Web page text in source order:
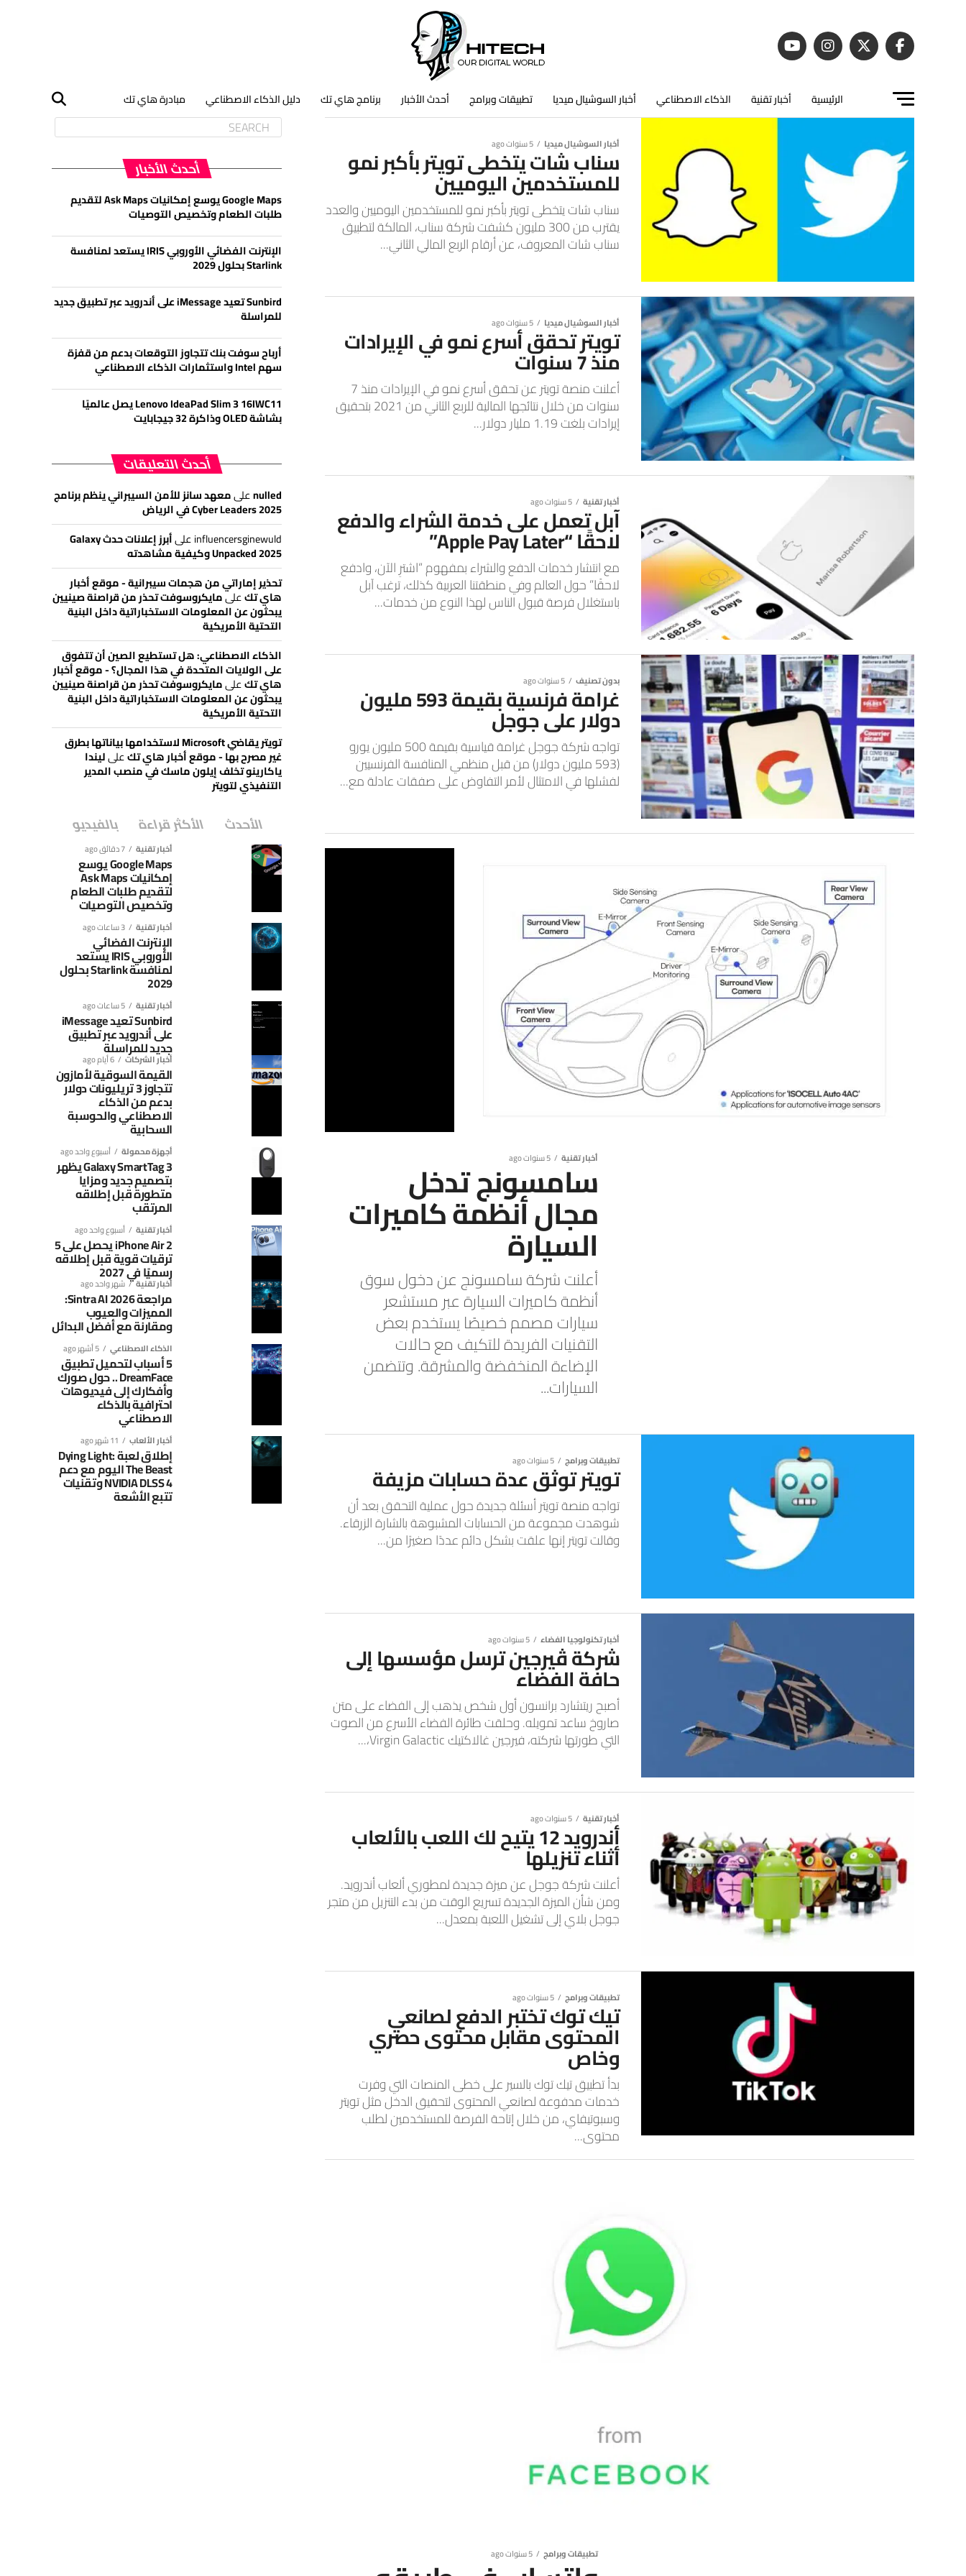
الرئيسية أخبار تقنية الذكاء الاصطناعي أخبار السوشيال ميديا تطبيقات وبرامج أحدث الأخبار برنامج هاي تك دليل الذكاء الاصطناعي مبادرة هاي تك
أخبار السوشيال ميديا 5 سنوات ago
سناب شات يتخطى تويتر بأكبر نمو
للمستخدمين اليوميين
سناب شات يتخطى تويتر بأكبر نمو للمستخدمين اليوميين والعدد
يقترب من 300 مليون كشفت شركة سناب، المالكة لتطبيق
سناب شات المعروف، عن أرقام الربع المالي الثاني...
أخبار السوشيال ميديا 5 سنوات ago
تويتر تحقق أسرع نمو في الإيرادات
منذ 7 سنوات
أعلنت منصة تويتر عن تحقق أسرع نمو في الإيرادات منذ 7
سنوات من خلال نتائجها المالية للربع الثاني من 2021 بتحقيق
إيرادات بلغت 1.19 مليار دولار...
أخبار تقنية 5 سنوات ago
آبل تعمل على خدمة الشراء والدفع
لاحقًا “Apple Pay Later”
مع انتشار خدمات الدفع والشراء بمفهوم “اشترِ الآن، وادفع
لاحقًا” حول العالم وفي منطقتنا العربية كذلك، ترغب آبل
باستغلال فرصة قبول الناس لهذا النوع من خدمات...
بدون تصنيف 5 سنوات ago
غرامة فرنسية بقيمة 593 مليون
دولار على جوجل
تواجه شركة جوجل غرامة قياسية بقيمة 500 مليون يورو
(593 مليون دولار) من قبل منظمي المنافسة الفرنسيين
لفشلها في الامتثال لأمر التفاوض على صفقات عادلة مع...
أخبار تقنية 5 سنوات ago
سامسونج تدخل
مجال أنظمة كاميرات
السيارة
أعلنت شركة سامسونج عن دخول سوق
أنظمة كاميرات السيارة عبر مستشعر
سيارات مصمم خصيصًا يستخدم بعض
التقنيات الفريدة للتكيف مع حالات
الإضاءة المنخفضة والمشرقة. وتتضمن
السيارات...
تطبيقات وبرامج 5 سنوات ago
تويتر توثق عدة حسابات مزيفة
تواجه منصة تويتر أسئلة جديدة حول عملية التحقق بعد أن
شوهدت مجموعة من الحسابات المشبوهة بالشارة الزرقاء.
وقالت تويتر إنها علقت بشكل دائم عددًا صغيرًا من...
أخبار تكنولوجيا الفضاء 5 سنوات ago
شركة ڤيرجين ترسل مؤسسها إلى
حافة الفضاء
أصبح ريتشارد برانسون أول شخص يذهب إلى الفضاء على متن
صاروخ ساعد تمويله. وحلقت طائرة الفضاء الأسرع من الصوت
التي طورتها شركته، فيرجين غالاكتيك Virgin Galactic،...
أخبار تقنية 5 سنوات ago
أندرويد 12 يتيح لك اللعب بالألعاب
أثناء تنزيلها
أعلنت شركة جوجل عن ميزة جديدة لمطوري ألعاب أندرويد.
ومن شأن الميزة الجديدة تسريع الوقت من بدء التنزيل من متجر
جوجل بلاي إلى تشغيل اللعبة بمعدل...
تطبيقات وبرامج 5 سنوات ago
تيك توك تختبر الدفع لصانعي
المحتوى مقابل محتوى حصري
وخاص
بدأ تطبيق تيك توك بالسير على خطى المنصات التي وفرت
خدمات مدفوعة لصانعي المحتوى لتحقيق الدخل مثل تويتر
وسبوتيفاي، من خلال إتاحة الفرصة للمستخدمين لطلب
محتوى...
تطبيقات وبرامج 5 سنوات ago
أحدث الأخبار
Google Maps يوسع إمكانيات Ask Maps لتقديم
طلبات الطعام وتخصيص التوصيات
الإنترنت الفضائي الأوروبي IRIS يستعد لمنافسة
Starlink بحلول 2029
Sunbird تعيد iMessage على أندرويد عبر تطبيق جديد
للمراسلة
أرباح سوفت بنك تتجاوز التوقعات بدعم من قفزة
سهم Intel واستثمارات الذكاء الاصطناعي
Lenovo IdeaPad Slim 3 16IWC11 يصل عالميًا
بشاشة OLED وذاكرة 32 جيجابايت
أحدث التعليقات
nulledعلىمعهد سانز للأمن السيبراني ينظم برنامج
Cyber Leaders 2025 في الرياض
influencersginewuldعلى أبرز إعلانات حدث Galaxy
Unpacked 2025 وكيفية مشاهدته
تحذير إماراتي من هجمات سيبرانية - موقع أخبار
هاي تكعلىمايكروسوفت تحذر من قراصنة صينيين
يبحثون عن المعلومات الاستخباراتية داخل البنية
التحتية الأمريكية
الذكاء الاصطناعي: هل تستطيع الصين أن تتفوق
على الولايات المتحدة في هذا المجال؟ - موقع أخبار
هاي تكعلىمايكروسوفت تحذر من قراصنة صينيين
يبحثون عن المعلومات الاستخباراتية داخل البنية
التحتية الأمريكية
تويتر يقاضي Microsoft لاستخدامها بياناتها بطرق
غير مصرح بها - موقع أخبار هاي تكعلىليندا
ياكارينو تخلف إيلون ماسك في منصب المدير
التنفيذي لتويتر
الأحدث الأكثر قراءة بالفيديو
أخبار تقنية 7 دقائق ago
Google Maps يوسع
إمكانيات Ask Maps
لتقديم طلبات الطعام
وتخصيص التوصيات
أخبار تقنية 3 ساعات ago
الإنترنت الفضائي
الأوروبي IRIS يستعد
لمنافسة Starlink بحلول
2029
أخبار تقنية 5 ساعات ago
Sunbird تعيد iMessage
على أندرويد عبر تطبيق
جديد للمراسلة
أخبار الشركات 6 أيام ago
القيمة السوقية لأمازون
تتجاوز 3 تريليونات دولار
بدعم من الذكاء
الاصطناعي والحوسبة
السحابية
أجهزة محمولة أسبوع واحد ago
Galaxy SmartTag 3 يظهر
بتصميم جديد ومزايا
متطورة قبل إطلاقه
المرتقب
أخبار تقنية أسبوع واحد ago
iPhone Air 2 يحصل على 5
ترقيات قوية قبل إطلاقه
رسميًا في 2027
أخبار تقنية شهر واحد ago
مراجعة Sintra AI 2026:
المميزات والعيوب
ومقارنة مع أفضل البدائل
الذكاء الاصطناعي 5 أشهر ago
5 أسباب لتحميل تطبيق
DreamFace .. حول صورك
وأفكارك إلى فيديوهات
احترافية بالذكاء
الاصطناعي
أخبار الألعاب 11 شهر ago
إطلاق لعبة Dying Light:
The Beast اليوم مع دعم
NVIDIA DLSS 4 وتقنيات
تتبع الأشعة